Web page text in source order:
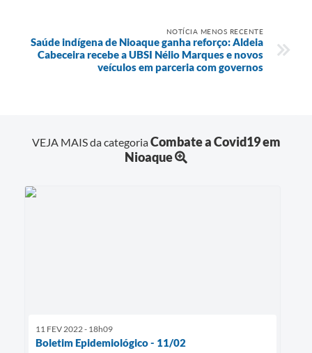
NOTÍCIA MENOS RECENTE
Saúde indígena de Nioaque ganha reforço: Aldeia
Cabeceira recebe a UBSI Nélio Marques e novos
veículos em parceria com governos
VEJA MAIS da categoriaCombate a Covid19 em
Nioaque
11 FEV 2022 - 18h09
Boletim Epidemiológico - 11/02